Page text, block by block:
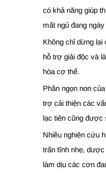
có khả năng giúp
mất ngủ đang
Không chỉ dừng
hỗ trợ giải độc và
hòa cơ thể.
Phần ngọn non
trợ cải thiện các
lạc tiên cũng được
Nhiều nghiên cứu
trấn tĩnh nhẹ, dược
làm dịu các cơn